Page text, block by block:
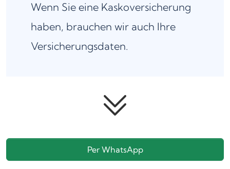
Wenn Sie eine Kaskoversicherung
haben, brauchen wir auch Ihre
Versicherungsdaten.
Per WhatsApp